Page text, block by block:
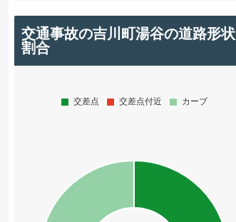
交通事故の吉川町湯谷の道路形状
割合